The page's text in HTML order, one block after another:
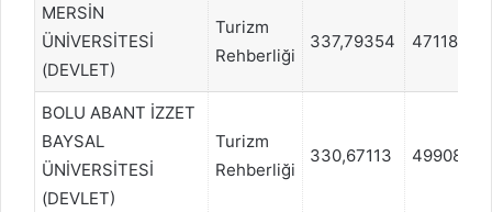
MERSİN
ÜNİVERSİTESİ
(DEVLET)
Turizm
Rehberliği
337,79354 47118
BOLU ABANT İZZET
BAYSAL
ÜNİVERSİTESİ
(DEVLET)
Turizm
Rehberliği
330,67113 49908